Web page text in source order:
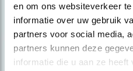
en om ons websiteverkeer
informatie over uw gebruik
partners voor social media,
partners kunnen deze
informatie die u aan ze